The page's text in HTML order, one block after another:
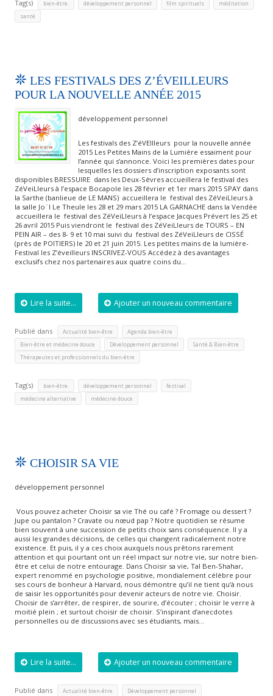
Tag(s) bien-être. développement personnel film spirituels méditation
santé
LES FESTIVALS DES Z’ÉVEILLEURS
POUR LA NOUVELLE ANNÉE 2015
développement personnel
Les festivals des Z’éVEIlleurs pour la nouvelle année
2015 Les Petites Mains de la Lumière essaiment pour
l’année qui s’annonce. Voici les premières dates pour
lesquelles les dossiers d’inscription exposants sont
disponibles BRESSUIRE dans les Deux-Sèvres accueillera le festival des
ZéVeiLleurs à l’espace Bocapole les 28 février et 1er mars 2015 SPAY dans
la Sarthe (banlieue de LE MANS) accueillera le festival des ZéVeiLleurs à
la salle Jo¨l Le Theule les 28 et 29 mars 2015 LA GARNACHE dans la Vendée
accueillera le festival des ZéVeiLleurs à l’espace Jacques Prévert les 25 et
26 avril 2015 Puis viendront le festival des ZéVeiLleurs de TOURS – EN
PEIN AIR – des 8- 9 et 10 mai suivi du festival des ZéVeiLleurs de CISSÉ
(près de POITIERS) le 20 et 21 juin 2015. Les petites mains de la lumière-
Festival les Z’éveilleurs INSCRIVEZ-VOUS Accédez à des avantages
exclusifs chez nos partenaires aux quatre coins du…
Lire la suite... Ajouter un nouveau commentaire
Publié dans Actualité bien-être Agenda bien-être
Bien-être et médecine douce Développement personnel Santé & Bien-être
Thérapeutes et professionnels du bien-être
Tag(s) bien-être. développement personnel festival
médecine alternative médecine douce
CHOISIR SA VIE
développement personnel
Vous pouvez acheter Choisir sa vie Thé ou café ? Fromage ou dessert ?
Jupe ou pantalon ? Cravate ou nœud pap ? Notre quotidien se résume
bien souvent à une succession de petits choix sans conséquence. Il y a
aussi les grandes décisions, de celles qui changent radicalement notre
existence. Et puis, il y a ces choix auxquels nous prêtons rarement
attention et qui pourtant ont un réel impact sur notre vie, sur notre bien-
être et celui de notre entourage. Dans Choisir sa vie, Tal Ben-Shahar,
expert renommé en psychologie positive, mondialement célèbre pour
ses cours de bonheur à Harvard, nous démontre qu’il ne tient qu’à nous
de saisir les opportunités pour devenir acteurs de notre vie. Choisir.
Choisir de s’arrêter, de respirer, de sourire, d’écouter ; choisir le verre à
moitié plein ; et surtout choisir de choisir. S’inspirant d’anecdotes
personnelles ou de discussions avec ses étudiants, mais…
Lire la suite... Ajouter un nouveau commentaire
Publié dans Actualité bien-être Développement personnel